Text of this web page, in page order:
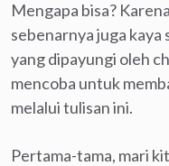
Mengapa bisa?
sebenarnya juga kaya
yang dipayungi oleh
mencoba untuk
melalui tulisan ini.
Pertama-tama, mari